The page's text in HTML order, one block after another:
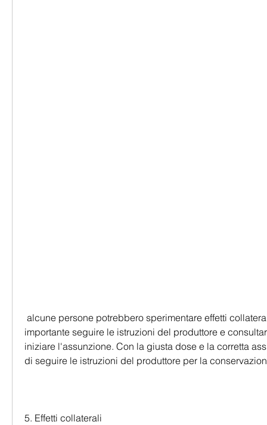
importante seguire le istruzioni del produttore e
iniziare l'assunzione. Con la giusta dose e la corretta
di seguire le istruzioni del produttore per la
5. Effetti collaterali